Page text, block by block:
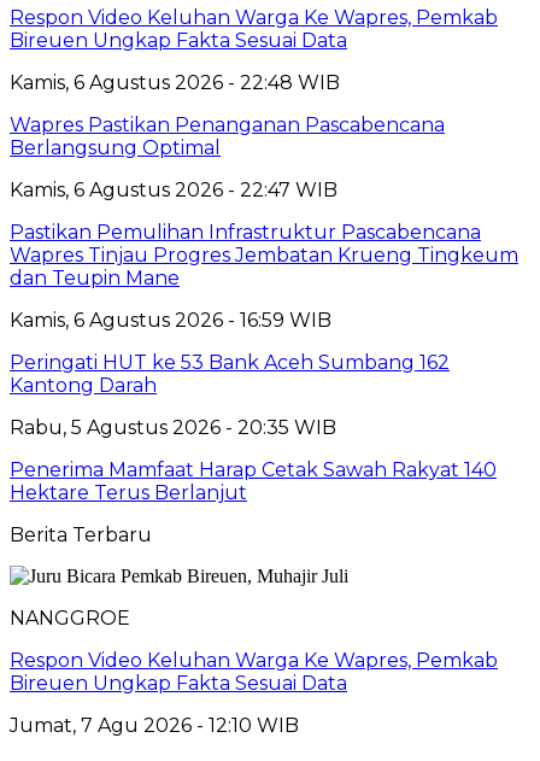
Respon Video Keluhan Warga Ke Wapres, Pemkab
Bireuen Ungkap Fakta Sesuai Data
Kamis, 6 Agustus 2026 - 22:48 WIB
Wapres Pastikan Penanganan Pascabencana
Berlangsung Optimal
Kamis, 6 Agustus 2026 - 22:47 WIB
Pastikan Pemulihan Infrastruktur Pascabencana
Wapres Tinjau Progres Jembatan Krueng Tingkeum
dan Teupin Mane
Kamis, 6 Agustus 2026 - 16:59 WIB
Peringati HUT ke 53 Bank Aceh Sumbang 162
Kantong Darah
Rabu, 5 Agustus 2026 - 20:35 WIB
Penerima Mamfaat Harap Cetak Sawah Rakyat 140
Hektare Terus Berlanjut
Berita Terbaru
NANGGROE
Respon Video Keluhan Warga Ke Wapres, Pemkab
Bireuen Ungkap Fakta Sesuai Data
Jumat, 7 Agu 2026 - 12:10 WIB